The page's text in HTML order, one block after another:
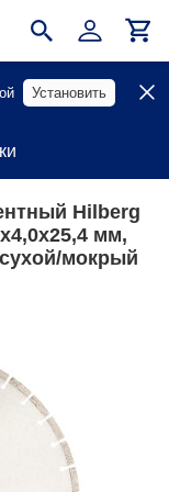
Установить
Hilberg
мм,
мокрый